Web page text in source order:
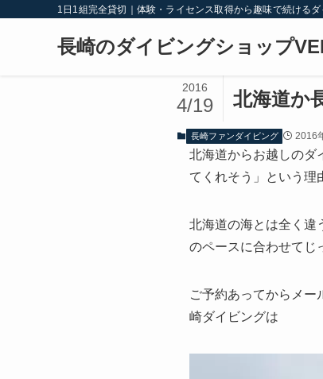
1日1組完全貸切｜体験・ライセンス取得から趣味で続ける
長崎のダイビングショップ
北海道か
2016
4/19
長崎ファンダイビング 2016
北海道からお越しのダ
てくれそう」という理
北海道の海とは全く違
のペースに合わせてじ
ご予約あってからメ
崎ダイビングは